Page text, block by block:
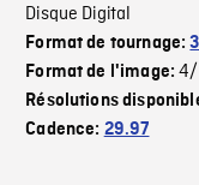
Disque Digital
Format de tournage:
Format de l'image:
Résolutions
Cadence: 29.97